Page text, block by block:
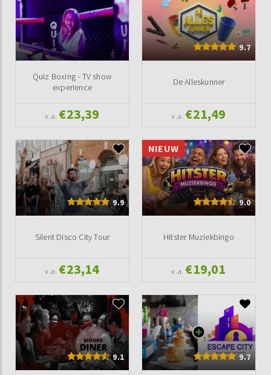
Quiz Boxing - TV show
experience
v.a. €23,39
9.7
De Alleskunner
v.a. €21,49
9.9
Silent Disco City Tour
v.a. €23,14
NIEUW
9.0
Hitster Muziekbingo
v.a. €19,01
9.1 9.7